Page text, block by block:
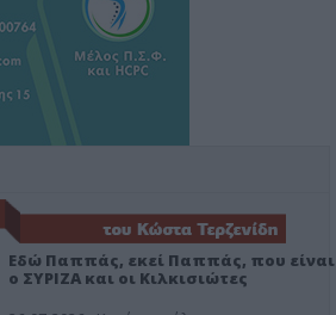
Εδώ Παππάς, εκεί Παππάς, που είναι
ο ΣΥΡΙΖΑ και οι Κιλκισιώτες